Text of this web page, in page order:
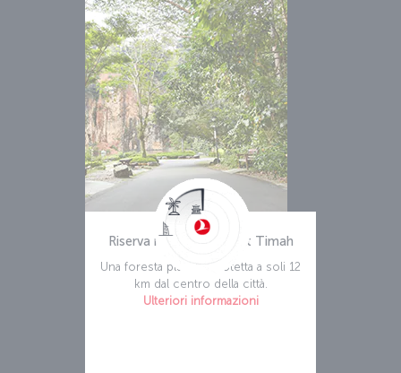
Riserva naturale di Bukit Timah
Una foresta pluviale protetta a soli 12
km dal centro della città.
Ulteriori informazioni